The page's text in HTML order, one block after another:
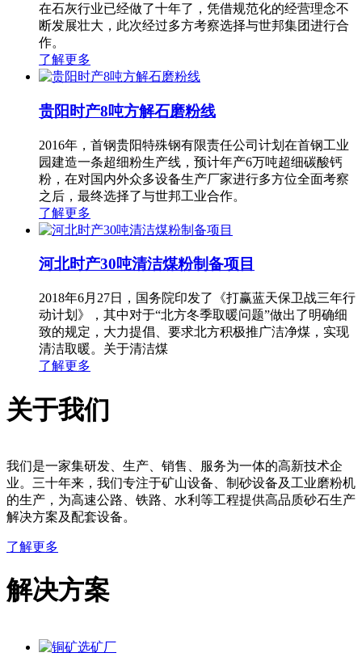
在石灰行业已经做了十年了，凭借规范化的经营理念不
断发展壮大，此次经过多方考察选择与世邦集团进行合
作。
了解更多
贵阳时产8吨方解石磨粉线
2016年，首钢贵阳特殊钢有限责任公司计划在首钢工业
园建造一条超细粉生产线，预计年产6万吨超细碳酸钙
粉，在对国内外众多设备生产厂家进行多方位全面考察
之后，最终选择了与世邦工业合作。
了解更多
河北时产30吨清洁煤粉制备项目
2018年6月27日，国务院印发了《打赢蓝天保卫战三年行
动计划》，其中对于“北方冬季取暖问题”做出了明确细
致的规定，大力提倡、要求北方积极推广洁净煤，实现
清洁取暖。关于清洁煤
了解更多
关于我们
我们是一家集研发、生产、销售、服务为一体的高新技术企
业。三十年来，我们专注于矿山设备、制砂设备及工业磨粉机
的生产，为高速公路、铁路、水利等工程提供高品质砂石生产
解决方案及配套设备。
了解更多
解决方案